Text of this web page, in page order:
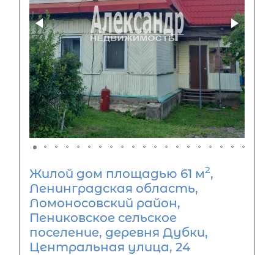
Жилой дом площадью 61 м2,
Ленинградская область,
Ломоносовский район,
Пениковское сельское
поселение, деревня Дубки,
Центральная улица, 24